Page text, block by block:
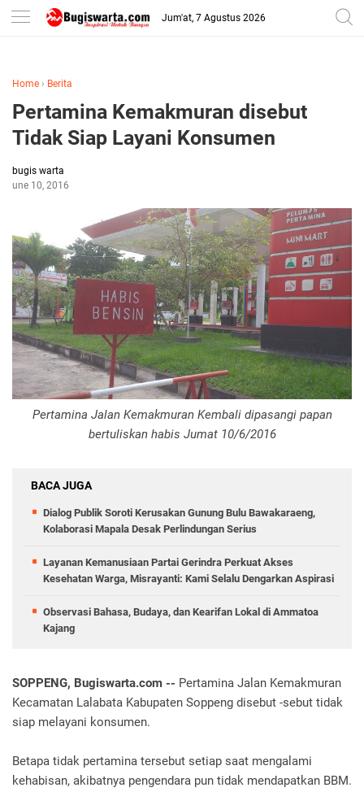
-->
Jum'at, 7 Agustus 2026
Home › Berita
Pertamina Kemakmuran disebut
Tidak Siap Layani Konsumen
bugis warta
June 10, 2016
Pertamina Jalan Kemakmuran Kembali dipasangi papan
bertuliskan habis Jumat 10/6/2016
BACA JUGA
Dialog Publik Soroti Kerusakan Gunung Bulu Bawakaraeng,
Kolaborasi Mapala Desak Perlindungan Serius
Layanan Kemanusiaan Partai Gerindra Perkuat Akses
Kesehatan Warga, Misrayanti: Kami Selalu Dengarkan Aspirasi
Observasi Bahasa, Budaya, dan Kearifan Lokal di Ammatoa
Kajang
SOPPENG, Bugiswarta.com -- Pertamina Jalan Kemakmuran
Kecamatan Lalabata Kabupaten Soppeng disebut -sebut tidak
siap melayani konsumen.
Betapa tidak pertamina tersebut setiap saat mengalami
kehabisan, akibatnya pengendara pun tidak mendapatkan BBM.